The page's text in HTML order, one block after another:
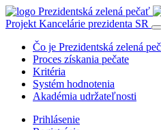
Projekt Kancelárie prezidenta SR
Čo je Prezidentská zelená
Proces získania pečate
Kritéria
Systém hodnotenia
Akadémia udržateľnosti
Prihlásenie